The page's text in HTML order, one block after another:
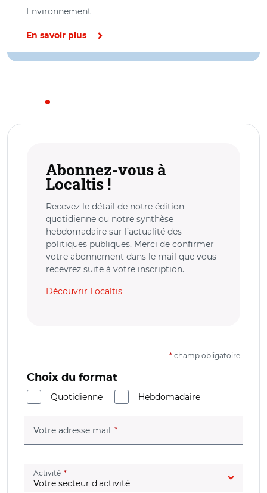
Environnement
En savoir plus
Abonnez-vous à
Localtis !
Recevez le détail de notre édition
quotidienne ou notre synthèse
hebdomadaire sur l’actualité des
politiques publiques. Merci de confirmer
votre abonnement dans le mail que vous
recevrez suite à votre inscription.
Découvrir Localtis
* champ obligatoire
Choix du format
Quotidienne
Hebdomadaire
Votre adresse mail (champ obligatoire)
Activité (champ obligatoire)